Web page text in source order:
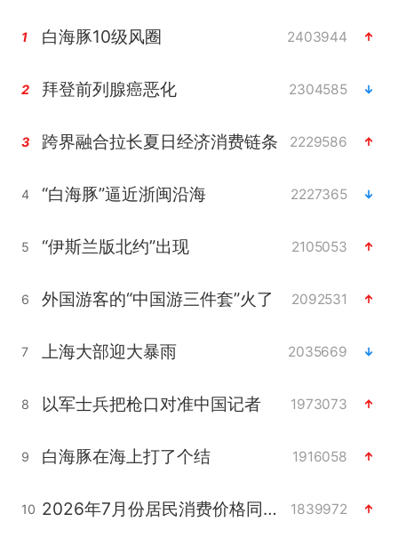
1 白海豚10级风圈 2403944
2 拜登前列腺癌恶化 2304585
3 跨界融合拉长夏日经济消费链条 2229586
4 “白海豚”逼近浙闽沿海 2227365
5 “伊斯兰版北约”出现 2105053
6 外国游客的“中国游三件套”火了 2092531
7 上海大部迎大暴雨 2035669
8 以军士兵把枪口对准中国记者 1973073
9 白海豚在海上打了个结 1916058
10 2026年7月份居民消费价格同比上涨0.5% 1839972